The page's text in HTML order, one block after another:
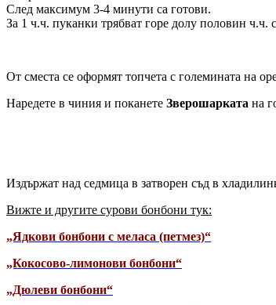
След максимум 3-4 минути са готови.
За 1 ч.ч. пуканки трябват горе долу половин ч.ч.
От сместа се оформят топчета с големината на
Наредете в чиния и поканете Зверошарката на
Издържат над седмица в затворен съд в
Вижте и другите сурови бонбони тук:
„Ядкови бонбони с меласа (петмез)“
„Кокосово-лимонови бонбони“
„Дюлеви бонбони“